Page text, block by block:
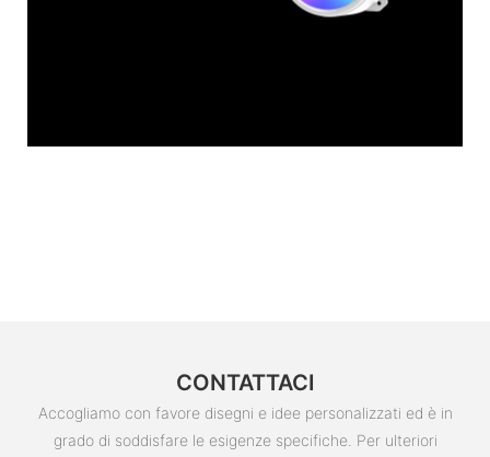
CONTATTACI
Accogliamo con favore disegni e idee personalizzati ed è in
grado di soddisfare le esigenze specifiche. Per ulteriori